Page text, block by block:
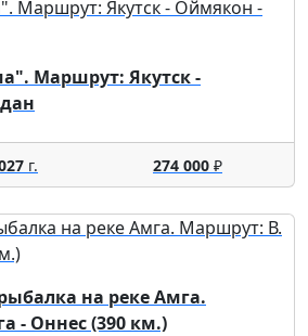
Маршрут: Якутск -
г. 274 000₽
на реке Амга.
- Оннес (390 км.)